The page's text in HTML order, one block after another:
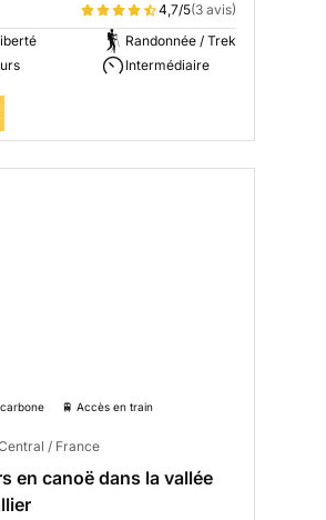
4,7/5(3 avis)
Randonnée / Trek
Intermédiaire
🚆 Accès en train
/ France
en canoë dans la vallée